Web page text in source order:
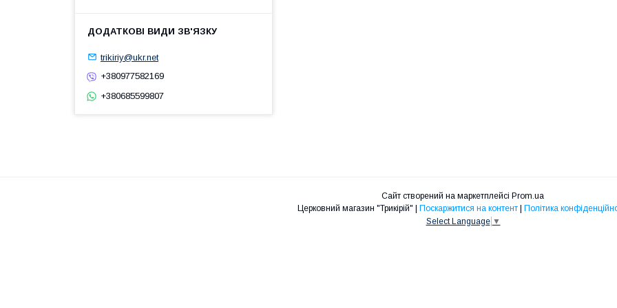
trikiriy@ukr.net
+380977582169
+380685599807
Сайт створений на маркетплейсі Prom.ua
Поскаржитися на контент
Політика
Select Language ▼